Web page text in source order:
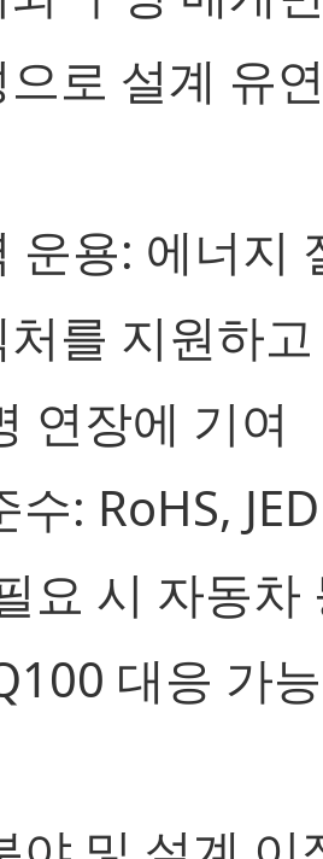
로 설계 유
운용: 에너지
를 지원하
연장에 기여
수: RoHS,
요 시 자동차
대응 가